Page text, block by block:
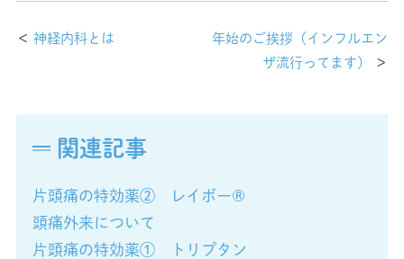
＜ 神経内科とは
年始のご挨拶（インフルエン
ザ流行ってます）
＞
関連記事
片頭痛の特効薬② レイボー®
頭痛外来について
片頭痛の特効薬① トリプタン